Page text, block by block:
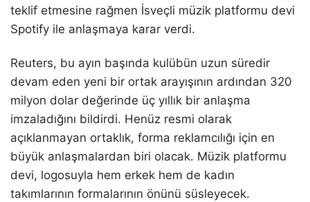
teklif etmesine rağmen İsveçli müzik platformu devi
Spotify ile anlaşmaya karar verdi.
Reuters, bu ayın başında kulübün uzun süredir
devam eden yeni bir ortak arayışının ardından 320
milyon dolar değerinde üç yıllık bir anlaşma
imzaladığını bildirdi. Henüz resmi olarak
açıklanmayan ortaklık, forma reklamcılığı için en
büyük anlaşmalardan biri olacak. Müzik platformu
devi, logosuyla hem erkek hem de kadın
takımlarının formalarının önünü süsleyecek.